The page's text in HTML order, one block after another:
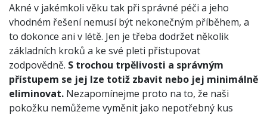
Akné v jakémkoli věku tak při správné péči a jeho
vhodném řešení nemusí být nekonečným příběhem, a
to dokonce ani v létě. Jen je třeba dodržet několik
základních kroků a ke své pleti přistupovat
zodpovědně. S trochou trpělivosti a správným
přístupem se jej lze totiž zbavit nebo jej minimálně
eliminovat. Nezapomínejme proto na to, že naši
pokožku nemůžeme vyměnit jako nepotřebný kus